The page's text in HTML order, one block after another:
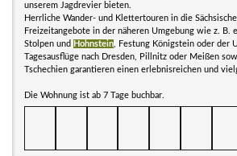
unserem Jagdrevier bieten.
Herrliche Wander- und Klettertouren in die
Freizeitangebote in der näheren Umgebung wie z. B.
Stolpen und Hohnstein , Festung Königstein oder der
Tagesausflüge nach Dresden, Pillnitz oder Meißen
Tschechien garantieren einen erlebnisreichen und
Die Wohnung ist ab 7 Tage buchbar.